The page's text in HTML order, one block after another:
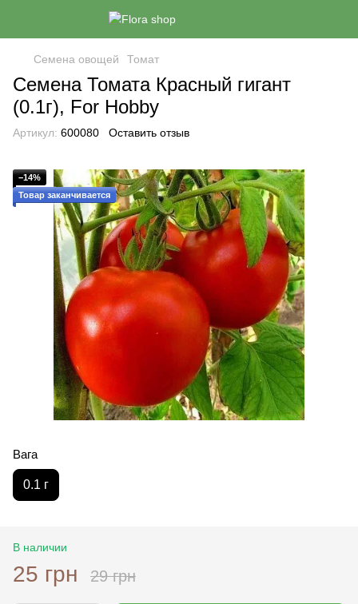
Семена овощей Томат
Семена Томата Красный гигант
(0.1г), For Hobby
Артикул: 600080 Оставить отзыв
−14%
Товар заканчивается
Вага
0.1 г
В наличии
25 грн 29 грн